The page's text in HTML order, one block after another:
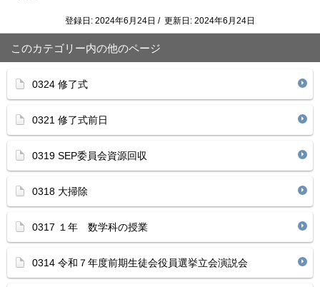
登録日: 2024年6月24日 / 更新日: 2024年6月24日
このカテゴリー内の他のページ
0324 修了式
0321 修了式前日
0319 SEP委員会資源回収
0318 大掃除
0317 １年 数学科の授業
0314 令和７年度前期生徒会役員選挙立会演説会